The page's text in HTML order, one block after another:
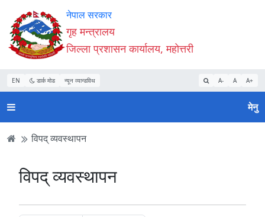
Accessibility
Mode
सुरु
गर्नुहोस्
सामाग्री
पढ्नुहाेस्
नेभिगेसन
पढ्नुहाेस्
वेबसाइट
खोजमा
जानुहोस्
नेपाल सरकार
गृह मन्त्रालय
जिल्ला प्रशासन कार्यालय, महोत्तरी
EN डार्क मोड न्यून व्यान्डविथ A- A A+
मेनु
विपद् व्यवस्थापन
विपद् व्यवस्थापन